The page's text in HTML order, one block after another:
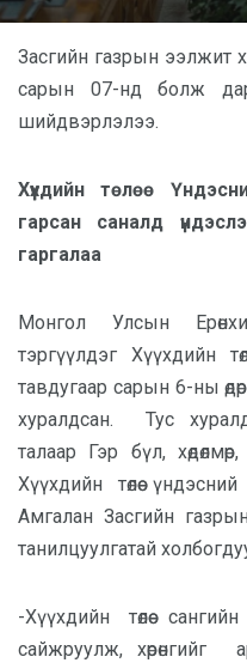
Засгийн газрын ээлжит
сарын 07-нд болж
шийдвэрлэлээ.
Хүүхдийн төлөө
гарсан саналд
гаргалаа
Монгол Улсын
тэргүүлдэг
Хүүхдийн
тавдугаар сарын 6-ны
хуралдсан.
Тус
талаар Гэр бүл,
Хүүхдийн төлөө
Амгалан Засгийн газрын
танилцуулгатай
-Хүүхдийн төлөө
сайжруулж, хөрөнгийг